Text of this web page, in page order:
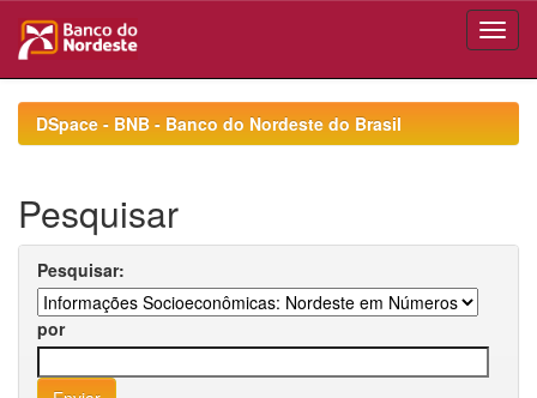
navigationDSpace - BNB - Banco do Nordeste do Brasil
Pesquisar
Pesquisar:
por